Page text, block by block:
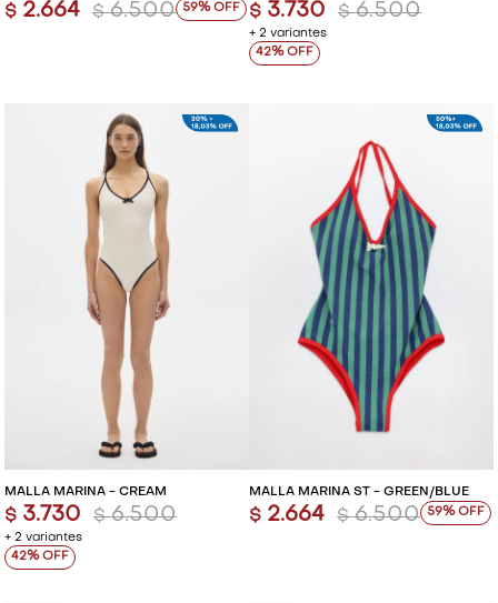
$ 2.664 $ 6.500 59
+ 2 variantes
$ 3.730 $ 6.500
42
MALLA MARINA - CREAM
+ 2 variantes
$ 3.730 $ 6.500
42
MALLA MARINA ST - GREEN/BLUE
$ 2.664 $ 6.500 59